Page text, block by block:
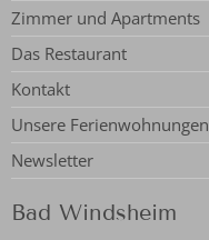
Zimmer und Apartments
Das Restaurant
Kontakt
Unsere Ferienwohnungen
Newsletter
Bad Windsheim